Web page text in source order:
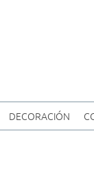
DECORACIÓN